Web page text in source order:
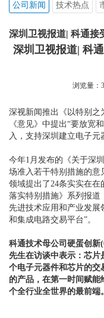
公司新闻 技术热点
深圳卫视报道| 科通接
深圳卫视报道| 科
浏览量：
深视新闻推出《以特别之
《意见》中提出“要放宽
入，支持深圳建立电子
今年1月发布的《关于深
场准入若干特别措施的意
领域提出了24条实实在
落实特别措施》系列报道
先进技术应用和产业发展
和集成电路交易平台”。
科通技术母公司硬蛋创新
先生在访谈中表示：芯片
个电子元器件和芯片的交
的产品，在第一时间赋
个全行业全世界的最前端。